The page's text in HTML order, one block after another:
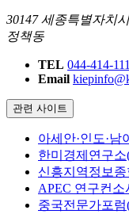
30147 세종특별자치
정책동
TEL 044-414-
Email
관련 사이트
아세안·인도·
한미경제연구
신흥지역정보
APEC 연구컨소
중국전문가포럼